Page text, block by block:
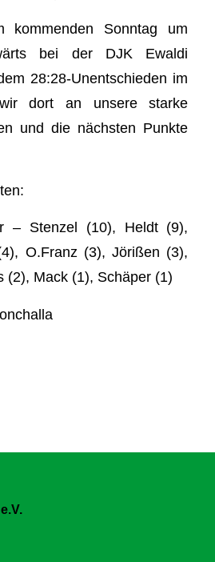
kommenden Sonntag um
bei der DJK Ewaldi
28:28-Unentschieden im
dort an unsere starke
und die nächsten Punkte
– Stenzel (10), Heldt (9),
O.Franz (3), Jörißen (3),
(2), Mack (1), Schäper (1)